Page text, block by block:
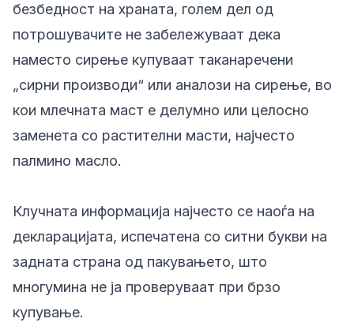
безбедност на храната, голем дел од
потрошувачите не забележуваат дека
наместо сирење купуваат таканаречени
„сирни производи“ или аналози на сирење, во
кои млечната маст е делумно или целосно
заменета со растителни масти, најчесто
палмино масло.
Клучната информација најчесто се наоѓа на
декларацијата, испечатена со ситни букви на
задната страна од пакувањето, што
многумина не ја проверуваат при брзо
купување.